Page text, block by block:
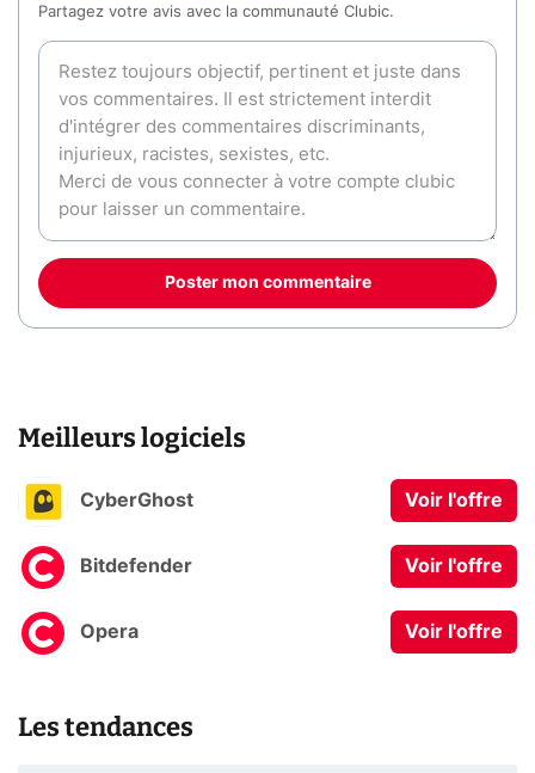
Partagez votre avis avec la communauté Clubic.
Poster mon commentaire
Meilleurs logiciels
CyberGhost Voir l'offre
Bitdefender Voir l'offre
Opera Voir l'offre
Les tendances